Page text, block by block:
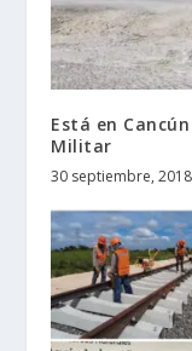
Está en
Militar
30 septiembre, 2018